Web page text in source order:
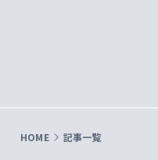
HOME 記事一覧